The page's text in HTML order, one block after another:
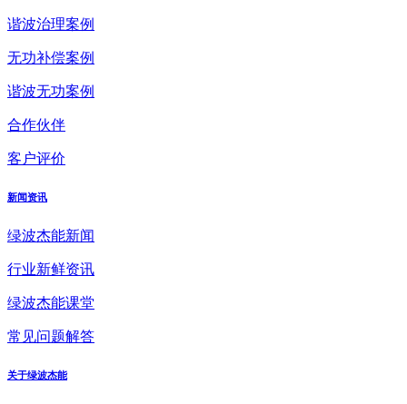
谐波治理案例
无功补偿案例
谐波无功案例
合作伙伴
客户评价
新闻资讯
绿波杰能新闻
行业新鲜资讯
绿波杰能课堂
常见问题解答
关于绿波杰能